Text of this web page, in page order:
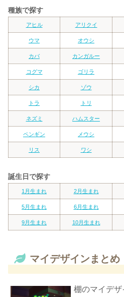
種族で探す
アヒル アリクイ
ウマ オウシ
カバ カンガルー
コグマ ゴリラ
シカ ゾウ
トラ トリ
ネズミ ハムスター
ペンギン メウシ
リス ワシ
誕生日で探す
1月生まれ 2月生まれ
5月生まれ 6月生まれ
9月生まれ 10月生まれ
マイデザインまとめ
棚のマイデ